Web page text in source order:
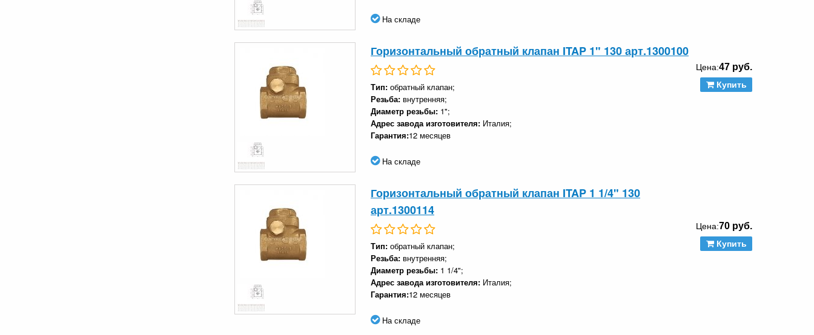
На складе
Горизонтальный обратный клапан ITAP 1" 130 арт.1300100
Тип: обратный клапан;
Резьба: внутренняя;
Диаметр резьбы: 1";
Адрес завода изготовителя: Италия;
Гарантия:12 месяцев
На складе
Цена:47 руб.
Купить
Горизонтальный обратный клапан ITAP 1 1/4" 130
арт.1300114
Тип: обратный клапан;
Резьба: внутренняя;
Диаметр резьбы: 1 1/4";
Адрес завода изготовителя: Италия;
Гарантия:12 месяцев
На складе
Цена:70 руб.
Купить